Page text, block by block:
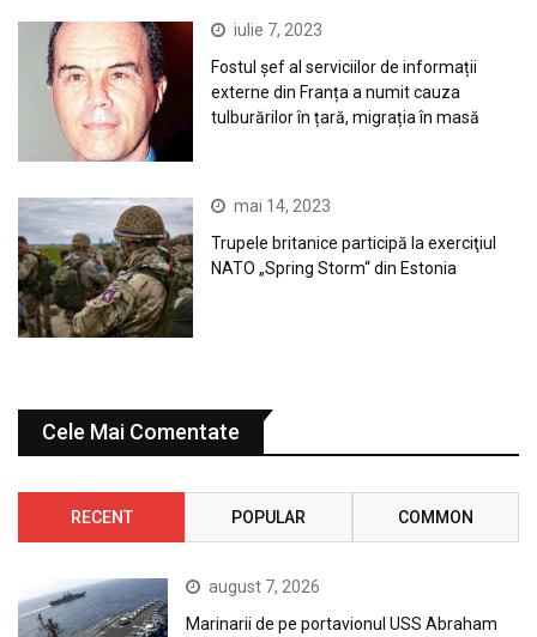
iulie 7, 2023
Fostul șef al serviciilor de informații
externe din Franța a numit cauza
tulburărilor în țară, migrația în masă
mai 14, 2023
Trupele britanice participă la exerciţiul
NATO „Spring Storm“ din Estonia
Cele Mai Comentate
RECENT POPULAR COMMON
august 7, 2026
Marinarii de pe portavionul USS Abraham